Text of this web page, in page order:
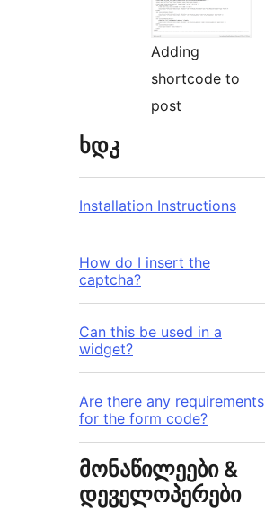
Adding
shortcode to
post
ხდკ
Installation Instructions
How do I insert the
captcha?
Can this be used in a
widget?
Are there any requirements
for the form code?
მონაწილეები &
დეველოპერები